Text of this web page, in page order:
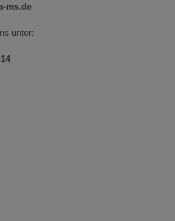
ms.de
unter: